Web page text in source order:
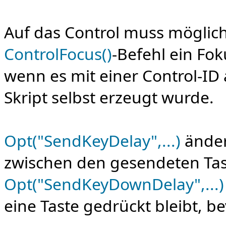
Auf das Control muss
ControlFocus()-Befehl ein
wenn es mit einer Control-
Skript selbst erzeugt wurde.
Opt("SendKeyDelay",...)
zwischen den gesendeten
Opt("SendKeyDownDelay",...)
eine Taste gedrückt bleibt,